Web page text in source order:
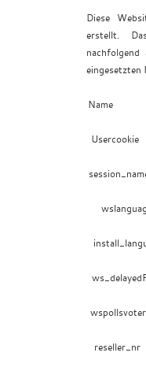
Diese
erstellt.
eingesetzten
Name